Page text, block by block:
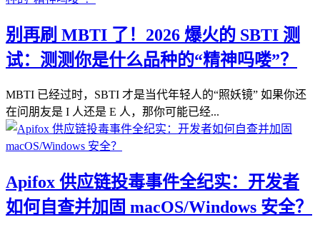
别再刷 MBTI 了！2026 爆火的 SBTI 测
试：测测你是什么品种的“精神吗喽”？
MBTI 已经过时，SBTI 才是当代年轻人的“照妖镜” 如果你还
在问朋友是 I 人还是 E 人，那你可能已经...
Apifox 供应链投毒事件全纪实：开发者
如何自查并加固 macOS/Windows 安全？